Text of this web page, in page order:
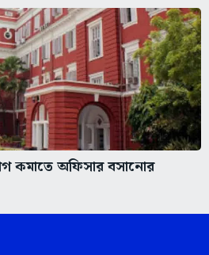
কমাতে অফিসার বসানোর